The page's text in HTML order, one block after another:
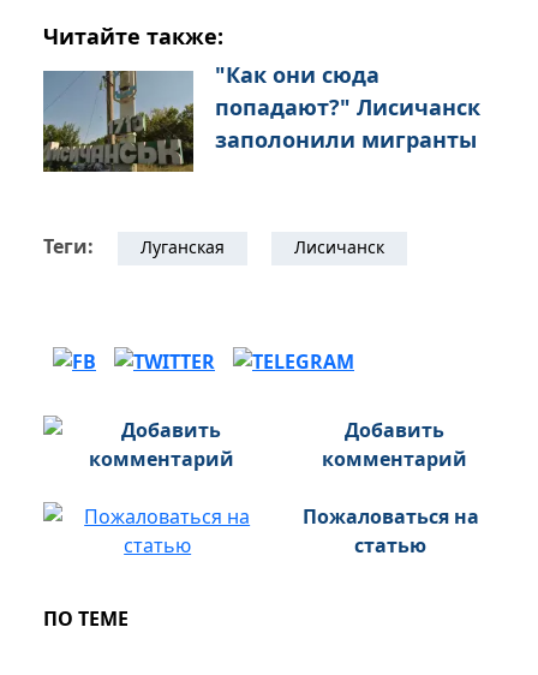
Читайте также:
"Как они сюда
попадают?" Лисичанск
заполонили мигранты
Теги: Луганская Лисичанск
Добавить
комментарий
Пожаловаться на
статью
ПО ТЕМЕ